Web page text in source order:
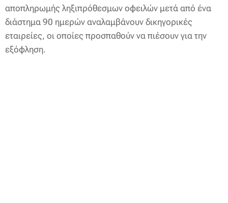
αποπληρωμής ληξιπρόθεσμων οφειλών μετά από ένα
διάστημα 90 ημερών αναλαμβάνουν δικηγορικές
εταιρείες, οι οποίες προσπαθούν να πιέσουν για την
εξόφληση.